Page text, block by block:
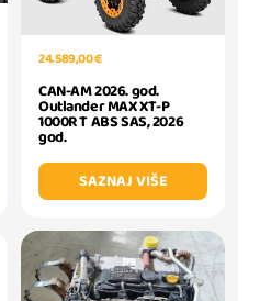
24.589,00 €
CAN-AM 2026. god.
Outlander MAX XT-P
1000R T ABS SAS, 2026
god.
SAZNAJ VIŠE